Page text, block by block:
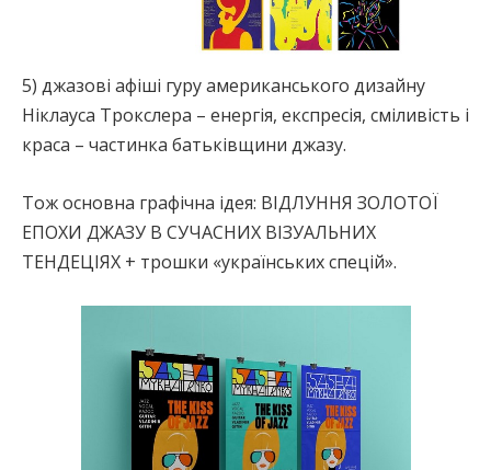
5) джазові афіші гуру американського дизайну
Ніклауса Трокслера – енергія, експресія, сміливість і
краса – частинка батьківщини джазу.
Тож основна графічна ідея: ВІДЛУННЯ ЗОЛОТОЇ
ЕПОХИ ДЖАЗУ В СУЧАСНИХ ВІЗУАЛЬНИХ
ТЕНДЕЦІЯХ + трошки «українських спецій».